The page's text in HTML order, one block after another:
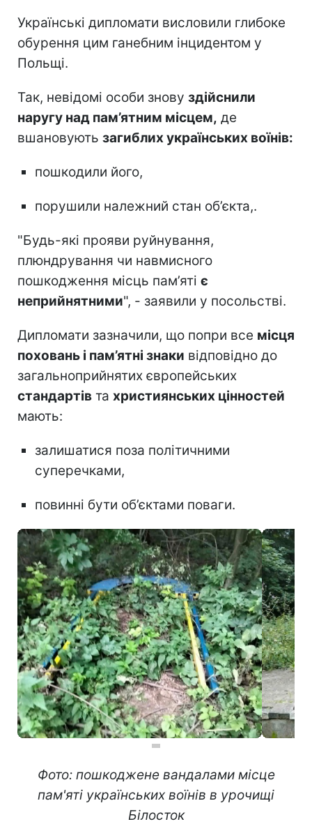
Українські дипломати висловили глибоке
обурення цим ганебним інцидентом у
Польщі.
Так, невідомі особи знову здійснили
наругу над пам’ятним місцем, де
вшановують загиблих українських воїнів:
пошкодили його,
порушили належний стан об’єкта,.
"Будь-які прояви руйнування,
плюндрування чи навмисного
пошкодження місць пам’яті є
неприйнятними", - заявили у посольстві.
Дипломати зазначили, що попри все місця
поховань і пам’ятні знаки відповідно до
загальноприйнятих європейських
стандартів та християнських цінностей
мають:
залишатися поза політичними
суперечками,
повинні бути об’єктами поваги.
Фото: пошкоджене вандалами місце
пам'яті українських воїнів в урочищі
Білосток